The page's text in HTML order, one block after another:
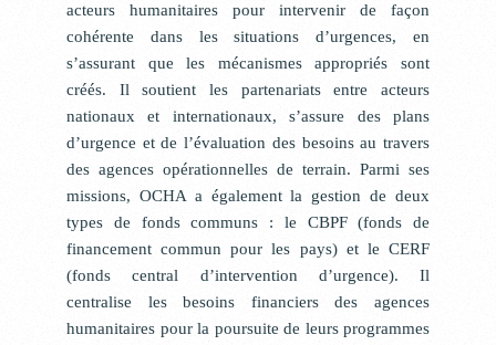
acteurs humanitaires pour intervenir de façon
cohérente dans les situations d’urgences, en
s’assurant que les mécanismes appropriés sont
créés. Il soutient les partenariats entre acteurs
nationaux et internationaux, s’assure des plans
d’urgence et de l’évaluation des besoins au travers
des agences opérationnelles de terrain. Parmi ses
missions, OCHA a également la gestion de deux
types de fonds communs : le CBPF (fonds de
financement commun pour les pays) et le CERF
(fonds central d’intervention d’urgence). Il
centralise les besoins financiers des agences
humanitaires pour la poursuite de leurs programmes